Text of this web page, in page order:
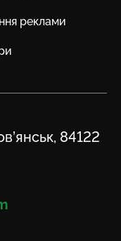
реклами
84122